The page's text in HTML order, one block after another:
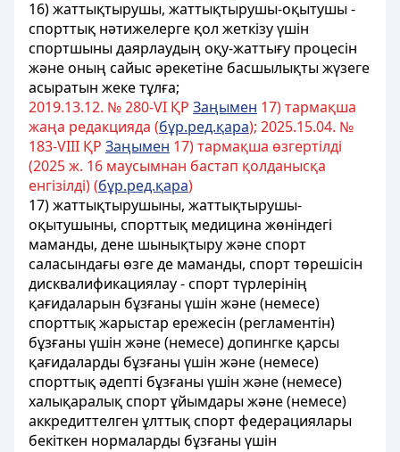
16) жаттықтырушы, жаттықтырушы-оқытушы -
спорттық нәтижелерге қол жеткізу үшін
спортшыны даярлаудың оқу-жаттығу процесін
және оның сайыс әрекетіне басшылықты жүзеге
асыратын жеке тұлға;
2019.13.12. № 280-VI ҚР Заңымен 17) тармақша
жаңа редакцияда (бұр.ред.қара); 2025.15.04. №
183-VIII ҚР Заңымен 17) тармақша өзгертілді
(2025 ж. 16 маусымнан бастап қолданысқа
енгізілді) (бұр.ред.қара)
17) жаттықтырушыны, жаттықтырушы-
оқытушыны, спорттық медицина жөніндегі
маманды, дене шынықтыру және спорт
саласындағы өзге де маманды, спорт төрешісін
дисквалификациялау - спорт түрлерінің
қағидаларын бұзғаны үшін және (немесе)
спорттық жарыстар ережесін (регламентін)
бұзғаны үшін және (немесе) допингке қарсы
қағидаларды бұзғаны үшін және (немесе)
спорттық әдепті бұзғаны үшін және (немесе)
халықаралық спорт ұйымдары және (немесе)
аккредиттелген ұлттықспорт федерациялары
бекіткен нормаларды бұзғаны үшін